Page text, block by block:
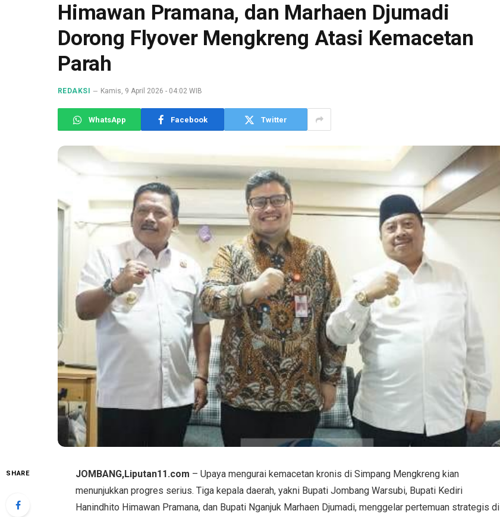
Himawan Pramana, dan Marhaen Djumadi
Dorong Flyover Mengkreng Atasi Kemacetan
Parah
REDAKSI Kamis, 9 April 2026 - 04:02 WIB
WhatsApp Facebook Twitter
SHARE JOMBANG,Liputan11.com – Upaya mengurai kemacetan kronis di Simpang Mengkreng kian
menunjukkan progres serius. Tiga kepala daerah, yakni Bupati Jombang Warsubi, Bupati Kediri
Hanindhito Himawan Pramana, dan Bupati Nganjuk Marhaen Djumadi, menggelar pertemuan strategis di